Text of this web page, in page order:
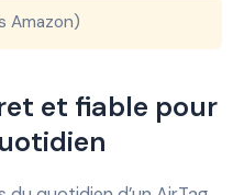
Amazon)
et fiable pour